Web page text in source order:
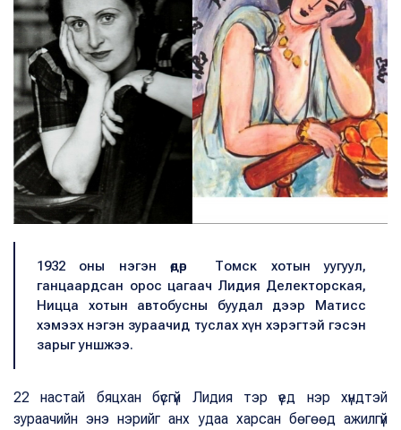
1932 оны нэгэн өдөр Томск хотын уугуул,
ганцаардсан орос цагаач Лидия Делекторская,
Ницца хотын автобусны буудал дээр Матисс
хэмээх нэгэн зураачид туслах хүн хэрэгтэй гэсэн
зарыг уншжээ.
22 настай бяцхан бүсгүй Лидия тэр үед нэр хүндтэй
зураачийн энэ нэрийг анх удаа харсан бөгөөд ажилгүй